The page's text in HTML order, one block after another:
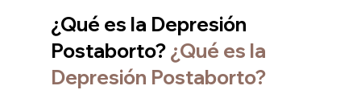
¿Qué es la Depresión
Postaborto? ¿Qué es la
Depresión Postaborto?